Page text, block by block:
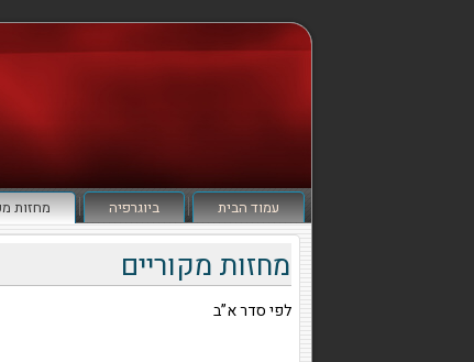
עמוד הבית ביוגרפיה מחזות
מחזות מקוריים
לפי סדר א”ב